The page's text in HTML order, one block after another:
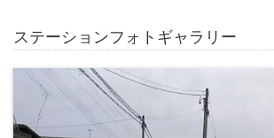
ステーションフォトギャラリー